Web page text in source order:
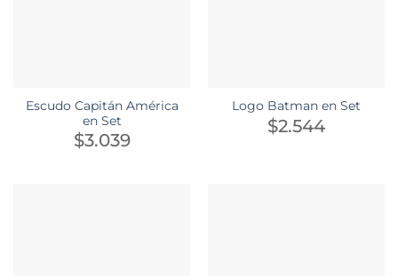
Escudo Capitán América
en Set
$3.039
Logo Batman en Set
$2.544